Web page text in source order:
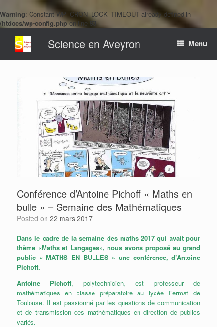
Warning: Constant WP_CRON_LOCK_TIMEOUT already defined in
/htdocs/wp-config.phpon line93
content
Science en Aveyron Menu
Conférence d’Antoine Pichoff « Maths en
bulle » – Semaine des Mathématiques
Posted on 22 mars 2017
Dans le cadre de la semaine des maths 2017 qui avait pour
thème «Maths et Langages», nous avons proposé au grand
public « MATHS EN BULLES » une conférence, d’Antoine
Pichoff.
Antoine Pichoff, polytechnicien, est professeur de
mathématiques en classe préparatoire au lycée Fermat de
Toulouse. Il est passionné par les questions de communication
et de transmission des mathématiques en direction de publics
variés.